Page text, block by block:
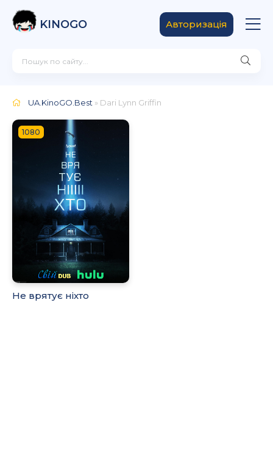
KINOGO Авторизація
UA.KinoGO.Best » Dari Lynn Griffin
1080
Не врятує ніхто